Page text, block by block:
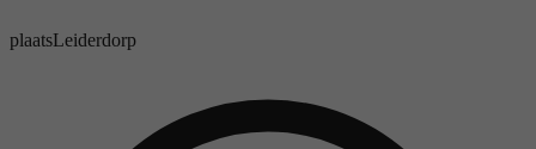
plaatsLeiderdorp